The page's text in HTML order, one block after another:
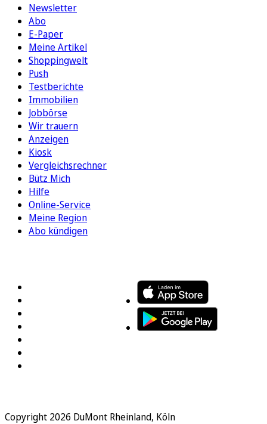
Newsletter
Abo
E-Paper
Meine Artikel
Shoppingwelt
Push
Testberichte
Immobilien
Jobbörse
Wir trauern
Anzeigen
Kiosk
Vergleichsrechner
Bütz Mich
Hilfe
Online-Service
Meine Region
Abo kündigen
Copyright 2026 DuMont Rheinland, Köln